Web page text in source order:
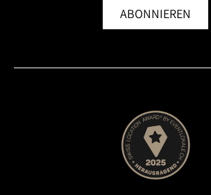
ABONNIEREN